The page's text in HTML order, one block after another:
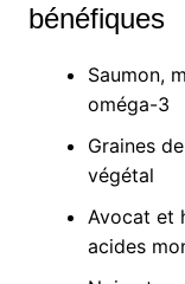
bénéfiques
Saumon,
oméga-3
Graines
végétal
Avocat et
acides